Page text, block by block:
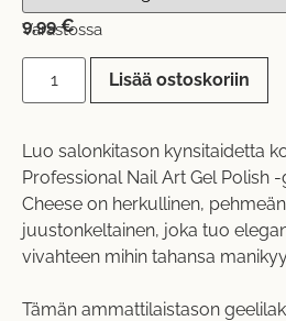
9,99€
Varastossa
Lisää ostoskoriin
Luo salonkitason kynsitaidetta
Professional Nail Art Gel Polish
Cheese on herkullinen,
juustonkeltainen, joka tuo
vivahteen mihin tahansa
Tämän ammattilaistason